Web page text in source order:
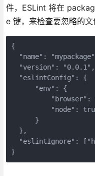
件，ESLint 将在
e 键，来检查要忽略的文
{
"name":
  "version": "0.0.1",
  "eslintConfig": {
      "env": {
"browser":
"node":
      }
  },
"eslintIgnore":
}